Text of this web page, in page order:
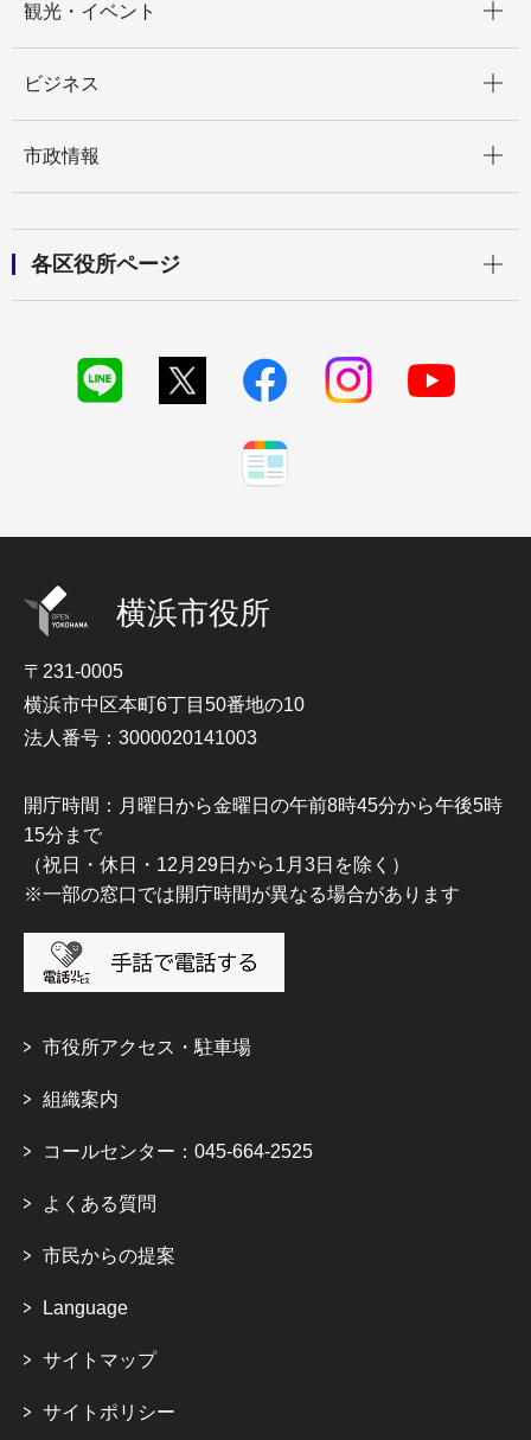
観光・イベント
ビジネス
市政情報
各区役所ページ
横浜市役所
〒231-0005
横浜市中区本町6丁目50番地の10
法人番号：3000020141003
開庁時間：月曜日から金曜日の午前8時45分から午後5時
15分まで
（祝日・休日・12月29日から1月3日を除く）
※一部の窓口では開庁時間が異なる場合があります
市役所アクセス・駐車場
組織案内
コールセンター：045-664-2525
よくある質問
市民からの提案
Language
サイトマップ
サイトポリシー